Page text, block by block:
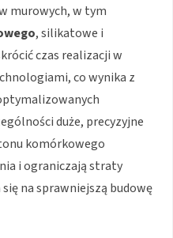
murowych, w tym
, silikatowe i
czas realizacji w
co wynika z
duże, precyzyjne
komórkowego
i ograniczają straty
na sprawniejszą budowę